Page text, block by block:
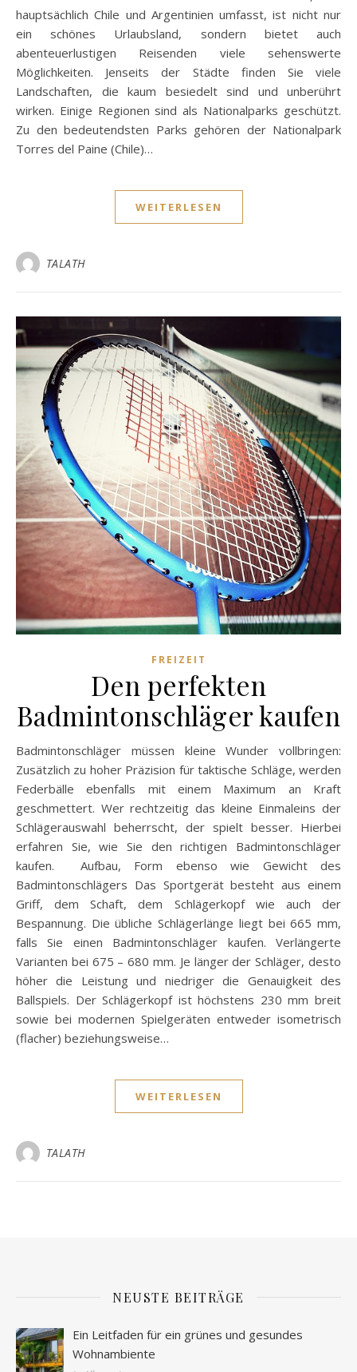
hauptsächlich Chile und Argentinien umfasst, ist nicht nur
ein schönes Urlaubsland, sondern bietet auch
abenteuerlustigen Reisenden viele sehenswerte
Möglichkeiten. Jenseits der Städte finden Sie viele
Landschaften, die kaum besiedelt sind und unberührt
wirken. Einige Regionen sind als Nationalparks geschützt.
Zu den bedeutendsten Parks gehören der Nationalpark
Torres del Paine (Chile)…
WEITERLESEN
TALATH
FREIZEIT
Den perfekten
Badmintonschläger kaufen
Badmintonschläger müssen kleine Wunder vollbringen:
Zusätzlich zu hoher Präzision für taktische Schläge, werden
Federbälle ebenfalls mit einem Maximum an Kraft
geschmettert. Wer rechtzeitig das kleine Einmaleins der
Schlägerauswahl beherrscht, der spielt besser. Hierbei
erfahren Sie, wie Sie den richtigen Badmintonschläger
kaufen. Aufbau, Form ebenso wie Gewicht des
Badmintonschlägers Das Sportgerät besteht aus einem
Griff, dem Schaft, dem Schlägerkopf wie auch der
Bespannung. Die übliche Schlägerlänge liegt bei 665 mm,
falls Sie einen Badmintonschläger kaufen. Verlängerte
Varianten bei 675 – 680 mm. Je länger der Schläger, desto
höher die Leistung und niedriger die Genauigkeit des
Ballspiels. Der Schlägerkopf ist höchstens 230 mm breit
sowie bei modernen Spielgeräten entweder isometrisch
(flacher) beziehungsweise…
WEITERLESEN
TALATH
NEUSTE BEITRÄGE
Ein Leitfaden für ein grünes und gesundes
Wohnambiente